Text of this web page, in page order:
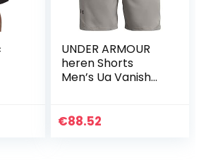
UNDER ARMOUR
heren Shorts
Men’s Ua Vanish
€88.52